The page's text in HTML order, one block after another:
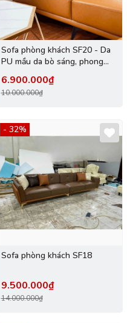
Sofa phòng khách SF20 - Da
PU mầu da bò sáng, phong
cách sang trọng
6.900.000₫
10.000.000₫
- 32%
Sofa phòng khách SF18
9.500.000₫
14.000.000₫